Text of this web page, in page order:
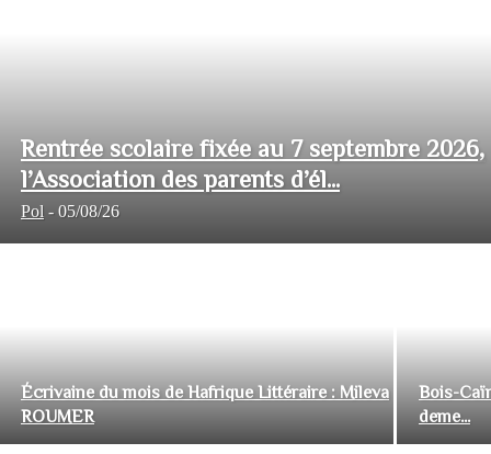
Rentrée scolaire fixée au 7 septembre 2026,
l’Association des parents d’él...
Pol - 05/08/26
Écrivaine du mois de Hafrique Littéraire : Mileva
ROUMER
Bois-
deme...